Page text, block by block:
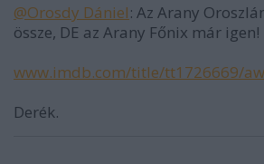
@Orosdy Dániel: Az Arany
össze, DE az Arany Főnix már igen!
www.imdb.com/title/tt1726669/
Derék.